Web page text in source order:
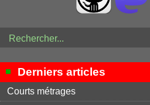
Derniers articles
Courts métrages